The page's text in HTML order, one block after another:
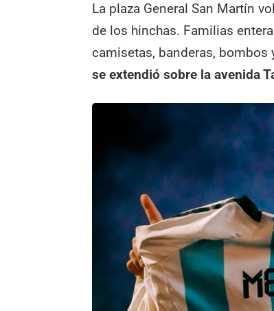
La plaza General San Martín
de los hinchas. Familias
camisetas, banderas,
se extendió sobre la avenida